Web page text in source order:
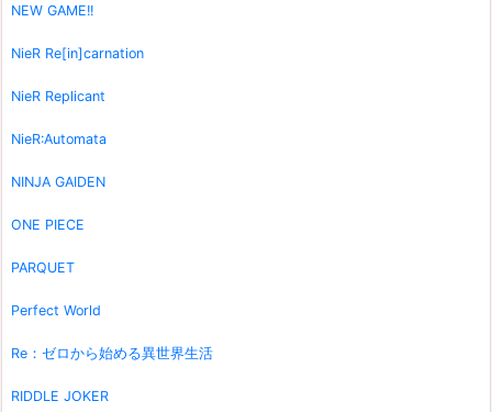
NEW GAME!!
NieR Re[in]carnation
NieR Replicant
NieR:Automata
NINJA GAIDEN
ONE PIECE
PARQUET
Perfect World
Re：ゼロから始める異世界生活
RIDDLE JOKER